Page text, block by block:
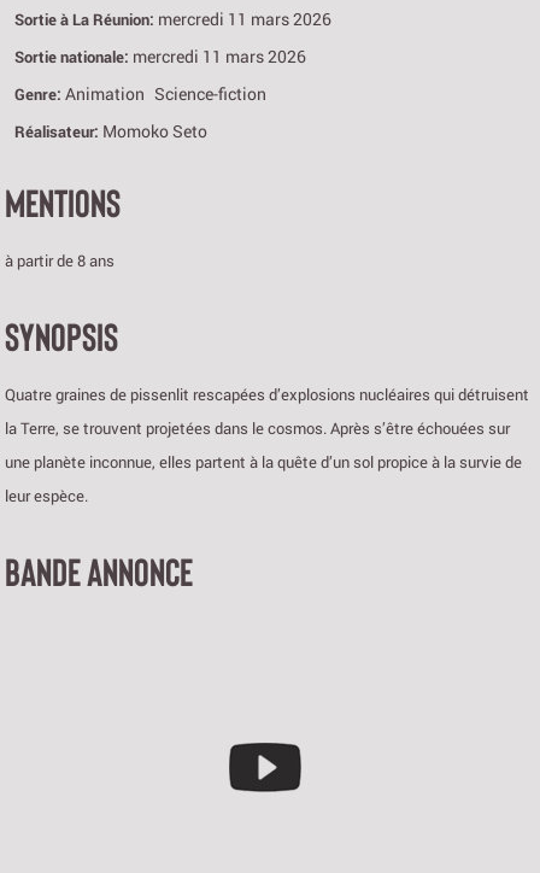
Sortie à La Réunion: mercredi 11 mars 2026
Sortie nationale: mercredi 11 mars 2026
Genre: Animation Science-fiction
Réalisateur: Momoko Seto
MENTIONS
à partir de 8 ans
SYNOPSIS
Quatre graines de pissenlit rescapées d’explosions nucléaires qui détruisent
la Terre, se trouvent projetées dans le cosmos. Après s’être échouées sur
une planète inconnue, elles partent à la quête d’un sol propice à la survie de
leur espèce.
BANDE ANNONCE